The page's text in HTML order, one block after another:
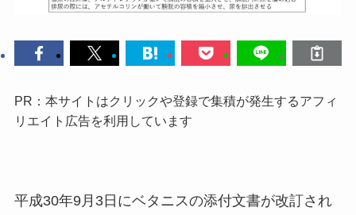
PR：本サイトはクリックや登録で集積が発生するアフィ
リエイト広告を利用しています
平成30年9月3日にベタニスの添付文書が改訂され